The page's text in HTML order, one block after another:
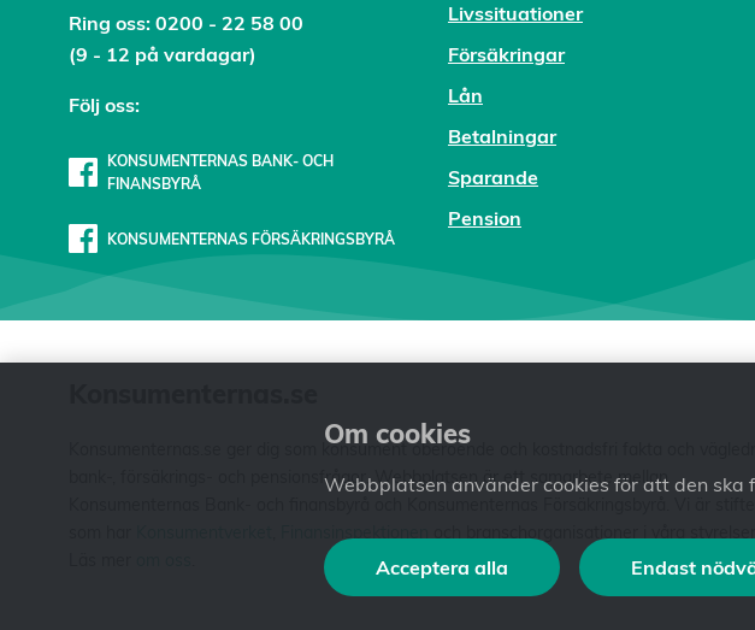
Ring oss: 0200 - 22 58 00
(9 - 12 på vardagar)
Följ oss:
KONSUMENTERNAS BANK- OCH
FINANSBYRÅ
KONSUMENTERNAS FÖRSÄKRINGSBYRÅ
Livssituationer
Försäkringar
Lån
Betalningar
Sparande
Pension
Konsumenternas.se ger dig som konsument oberoende och kostnadsfri fakta och
bank-, försäkrings- och pensionsfrågor. Webbplatsen är ett samarbete mellan
Om cookies
Webbplatsen använder cookies för att den ska
Acceptera alla Endast